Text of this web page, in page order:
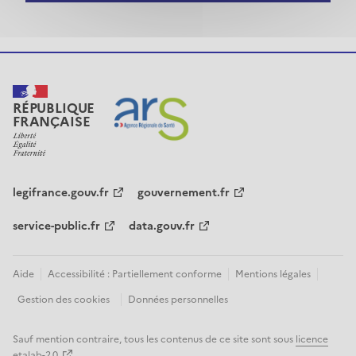
RÉPUBLIQUE
FRANÇAISE
legifrance.gouv.fr
gouvernement.fr
service-public.fr
data.gouv.fr
Aide Accessibilité : Partiellement conforme
Mentions légales
Gestion des cookies
Données personnelles
Sauf mention contraire, tous les contenus de ce site sont sous licence